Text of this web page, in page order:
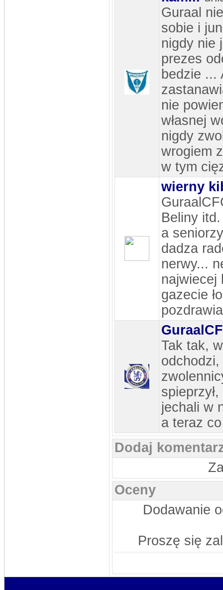
Guraal
sobie i
nigdy nie
prezes
bedzie ...
nie
własnej
nigdy
wrogiem
w tym
wierny
Beliny
a
dadza
nerwy...
najwiecej
gazecie
Tak tak,
jechali w
a teraz
Dodaj
Oceny
Dodawanie
Proszę się